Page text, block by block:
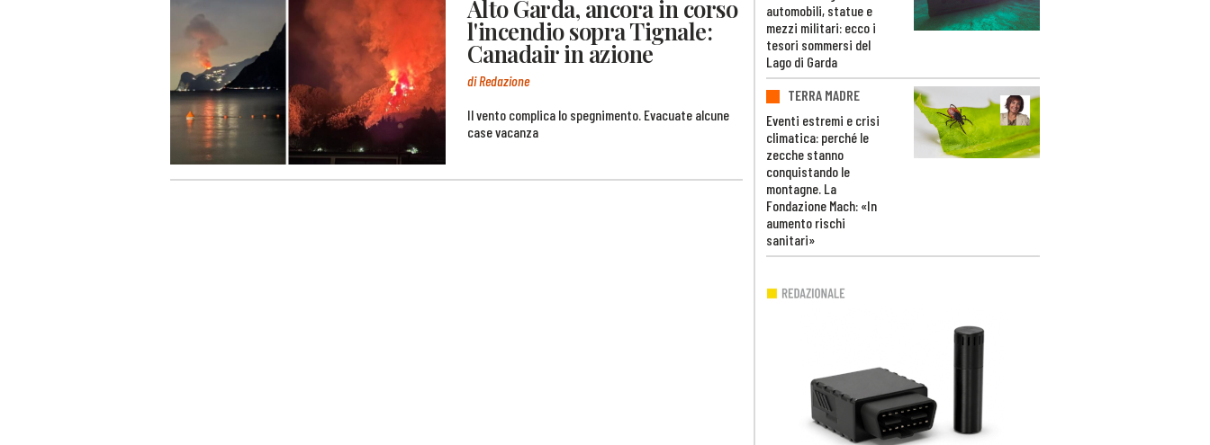
Alto Garda, ancora in corso
l'incendio sopra Tignale:
Canadair in azione
di Redazione
Il vento complica lo spegnimento. Evacuate alcune
case vacanza
automobili, statue e
mezzi militari: ecco i
tesori sommersi del
Lago di Garda
TERRA MADRE
Eventi estremi e crisi
climatica: perché le
zecche stanno
conquistando le
montagne. La
Fondazione Mach: «In
aumento rischi
sanitari»